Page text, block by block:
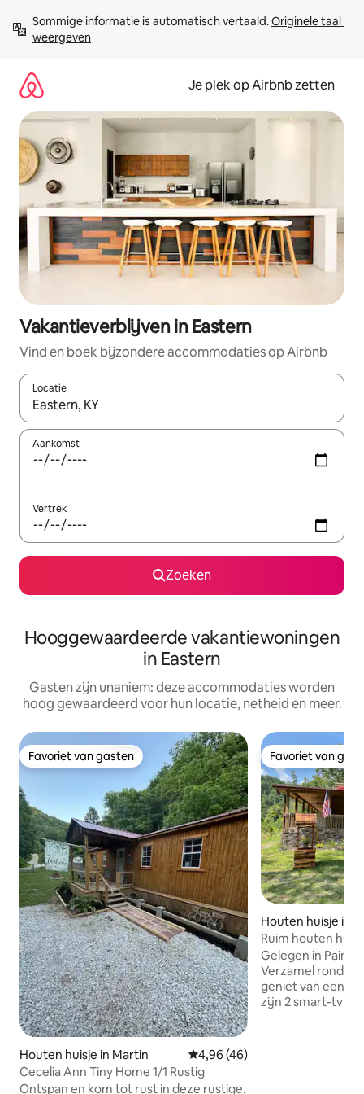
direct
naar
Sommige informatie is automatisch vertaald. Originele taal
weergeven
Je plek op Airbnb zetten
Vakantieverblijven in Eastern
Vind en boek bijzondere accommodaties op Airbnb
Locatie
Wanneer er resultaten beschikbaar zijn, maak je een keuze
Aankomst
Vertrek
Zoeken
Hooggewaardeerde vakantiewoningen
in Eastern
Gasten zijn unaniem: deze accommodaties worden
hoog gewaardeerd voor hun locatie, netheid en meer.
Favoriet van gasten
Favoriet van gasten
Houten huisje in Martin Gemiddelde beoordeling van
4,96 (46)
Cecelia Ann Tiny Home 1/1 Rustig
Ontspan en kom tot rust in deze rustige,
Favoriet van
Favoriet van
Houten huisje in
Ruim houten
en bubbelbad
Gelegen in
Verzamel rond
geniet van een
zijn 2 smart-tv 's